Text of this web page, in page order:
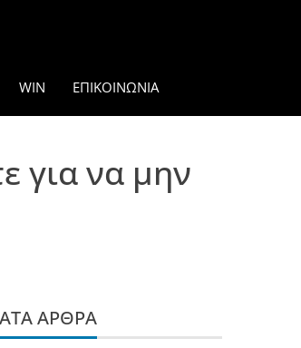
WIN ΕΠΙΚΟΙΝΩΝΊΑ
για να μην
ΆΡΘΡΑ